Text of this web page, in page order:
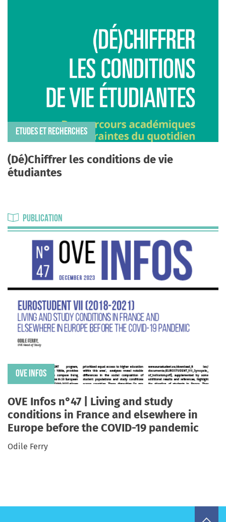
ETUDES ET RECHERCHES
(Dé)Chiffrer les conditions de vie
étudiantes
PUBLICATION
OVE INFOS
OVE Infos n°47 | Living and study
conditions in France and elsewhere in
Europe before the COVID-19 pandemic
Odile Ferry